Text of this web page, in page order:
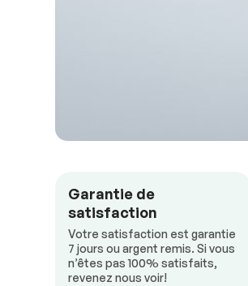
Garantie de
satisfaction
Votre satisfaction est garantie
7 jours ou argent remis. Si vous
n’êtes pas 100% satisfaits,
revenez nous voir!